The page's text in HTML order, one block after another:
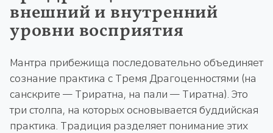
внешний и внутренний
уровни восприятия
Мантра прибежища последовательно объединяет
сознание практика с Тремя Драгоценностями (на
санскрите — Триратна, на пали — Тиратна). Это
три столпа, на которых основывается буддийская
практика. Традиция разделяет понимание этих